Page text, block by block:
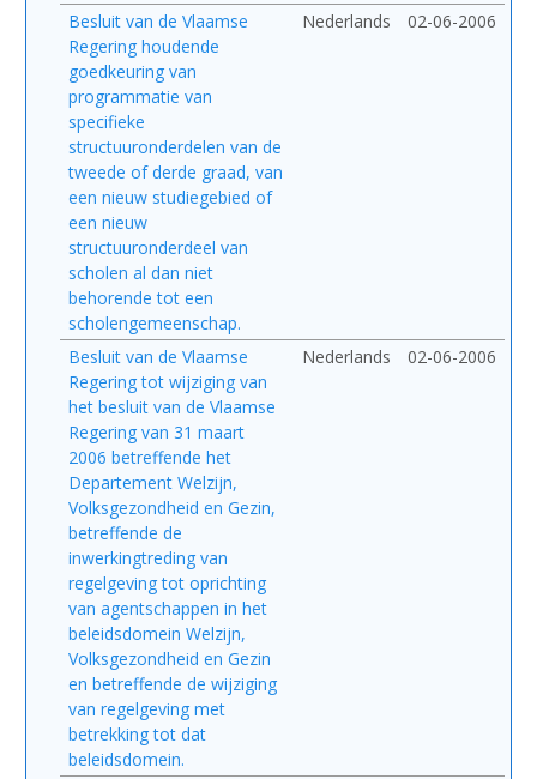
Besluit van de Vlaamse
Regering houdende
goedkeuring van
programmatie van
specifieke
structuuronderdelen van de
tweede of derde graad, van
een nieuw studiegebied of
een nieuw
structuuronderdeel van
scholen al dan niet
behorende tot een
scholengemeenschap.
Nederlands 02-06-2006
Besluit van de Vlaamse
Regering tot wijziging van
het besluit van de Vlaamse
Regering van 31 maart
2006 betreffende het
Departement Welzijn,
Volksgezondheid en Gezin,
betreffende de
inwerkingtreding van
regelgeving tot oprichting
van agentschappen in het
beleidsdomein Welzijn,
Volksgezondheid en Gezin
en betreffende de wijziging
van regelgeving met
betrekking tot dat
beleidsdomein.
Nederlands 02-06-2006